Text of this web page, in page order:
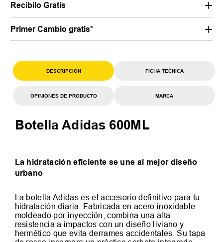
Recibilo Gratis
Primer Cambio gratis*
DESCRIPCION FICHA TECNICA
OPINIONES DE PRODUCTO MARCA
Botella Adidas 600ML
La hidratación eficiente se une al mejor diseño
urbano
La botella Adidas es el accesorio definitivo para tu
hidratación diaria. Fabricada en acero inoxidable
moldeado por inyección, combina una alta
resistencia a impactos con un diseño liviano y
hermético que evita derrames accidentales. Su tapa